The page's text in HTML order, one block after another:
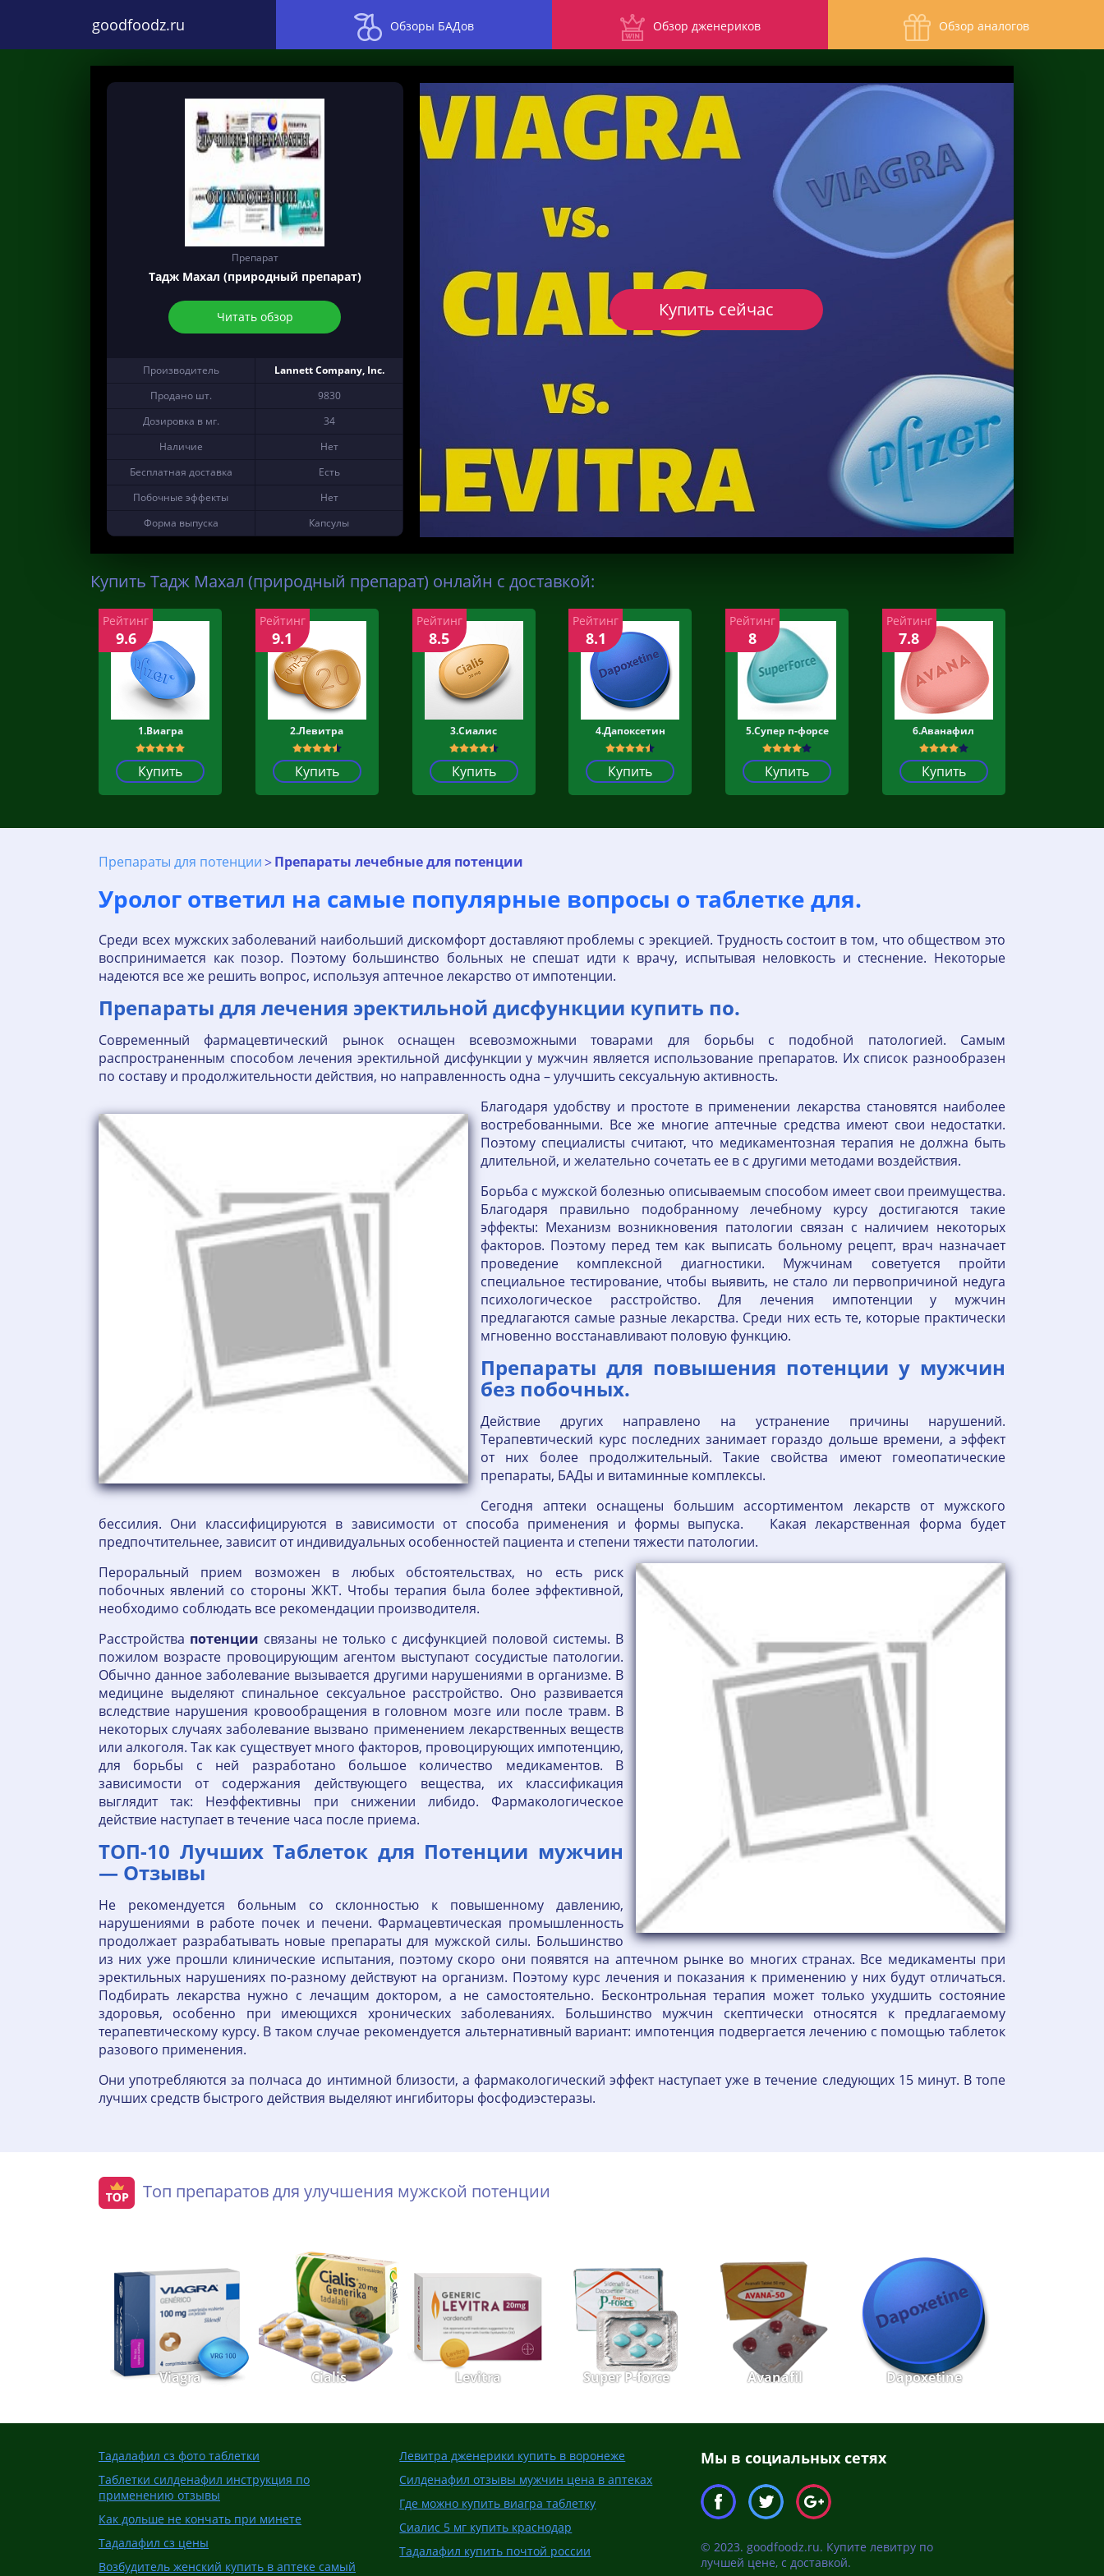
goodfoodz.ru Обзоры БАДов Обзор дженериков Обзор аналогов
Препарат
Тадж Махал (природный препарат)
Читать обзор
Производитель
Lannett Company, Inc.
Продано шт.
9830
Дозировка в мг.
34
Наличие
Нет
Бесплатная доставка
Есть
Побочные эффекты
Нет
Форма выпуска
Капсулы
Купить сейчас
Купить Тадж Махал (природный препарат) онлайн с доставкой:
1.Виагра
Купить
Рейтинг
9.6
2.Левитра
Купить
Рейтинг
9.1
3.Сиалис
Купить
Рейтинг
8.5
4.Дапоксетин
Купить
Рейтинг
8.1
5.Супер п-форсе
Купить
Рейтинг
8
6.Аванафил
Купить
Рейтинг
7.8
Препараты для потенции Препараты лечебные для потенции
Уролог ответил на самые популярные вопросы о таблетке для.
Среди всех мужских заболеваний наибольший дискомфорт доставляют проблемы с эрекцией. Трудность состоит в том, что обществом это
воспринимается как позор. Поэтому большинство больных не спешат идти к врачу, испытывая неловкость и стеснение. Некоторые
надеются все же решить вопрос, используя аптечное лекарство от импотенции.
Препараты для лечения эректильной дисфункции купить по.
Современный фармацевтический рынок оснащен всевозможными товарами для борьбы с подобной патологией. Самым
распространенным способом лечения эректильной дисфункции у мужчин является использование препаратов. Их список разнообразен
по составу и продолжительности действия, но направленность одна – улучшить сексуальную активность.
Благодаря удобству и простоте в применении лекарства становятся наиболее
востребованными. Все же многие аптечные средства имеют свои недостатки.
Поэтому специалисты считают, что медикаментозная терапия не должна быть
длительной, и желательно сочетать ее в с другими методами воздействия.
Борьба с мужской болезнью описываемым способом имеет свои преимущества.
Благодаря правильно подобранному лечебному курсу достигаются такие
эффекты: Механизм возникновения патологии связан с наличием некоторых
факторов. Поэтому перед тем как выписать больному рецепт, врач назначает
проведение комплексной диагностики. Мужчинам советуется пройти
специальное тестирование, чтобы выявить, не стало ли первопричиной недуга
психологическое расстройство. Для лечения импотенции у мужчин
предлагаются самые разные лекарства. Среди них есть те, которые практически
мгновенно восстанавливают половую функцию.
Препараты для повышения потенции у мужчин
без побочных.
Действие других направлено на устранение причины нарушений.
Терапевтический курс последних занимает гораздо дольше времени, а эффект
от них более продолжительный. Такие свойства имеют гомеопатические
препараты, БАДы и витаминные комплексы.
Сегодня аптеки оснащены большим ассортиментом лекарств от мужского
бессилия. Они классифицируются в зависимости от способа применения и формы выпуска. Какая лекарственная форма будет
предпочтительнее, зависит от индивидуальных особенностей пациента и степени тяжести патологии.
Пероральный прием возможен в любых обстоятельствах, но есть риск
побочных явлений со стороны ЖКТ. Чтобы терапия была более эффективной,
необходимо соблюдать все рекомендации производителя.
Расстройства потенции связаны не только с дисфункцией половой системы. В
пожилом возрасте провоцирующим агентом выступают сосудистые патологии.
Обычно данное заболевание вызывается другими нарушениями в организме. В
медицине выделяют спинальное сексуальное расстройство. Оно развивается
вследствие нарушения кровообращения в головном мозге или после травм. В
некоторых случаях заболевание вызвано применением лекарственных веществ
или алкоголя. Так как существует много факторов, провоцирующих импотенцию,
для борьбы с ней разработано большое количество медикаментов. В
зависимости от содержания действующего вещества, их классификация
выглядит так: Неэффективны при снижении либидо. Фармакологическое
действие наступает в течение часа после приема.
ТОП-10 Лучших Таблеток для Потенции мужчин
— Отзывы
Не рекомендуется больным со склонностью к повышенному давлению,
нарушениями в работе почек и печени. Фармацевтическая промышленность
продолжает разрабатывать новые препараты для мужской силы. Большинство
из них уже прошли клинические испытания, поэтому скоро они появятся на аптечном рынке во многих странах. Все медикаменты при
эректильных нарушениях по-разному действуют на организм. Поэтому курс лечения и показания к применению у них будут отличаться.
Подбирать лекарства нужно с лечащим доктором, а не самостоятельно. Бесконтрольная терапия может только ухудшить состояние
здоровья, особенно при имеющихся хронических заболеваниях. Большинство мужчин скептически относятся к предлагаемому
терапевтическому курсу. В таком случае рекомендуется альтернативный вариант: импотенция подвергается лечению с помощью таблеток
разового применения.
Они употребляются за полчаса до интимной близости, а фармакологический эффект наступает уже в течение следующих 15 минут. В топе
лучших средств быстрого действия выделяют ингибиторы фосфодиэстеразы.
Топ препаратов для улучшения мужской потенции
Viagra Cialis Levitra Super P-force Avanafil Dapoxetine
Тадалафил сз фото таблетки
Таблетки силденафил инструкция по
применению отзывы
Как дольше не кончать при минете
Тадалафил сз цены
Возбудитель женский купить в аптеке самый
Левитра дженерики купить в воронеже
Силденафил отзывы мужчин цена в аптеках
Где можно купить виагра таблетку
Сиалис 5 мг купить краснодар
Тадалафил купить почтой россии
Мы в социальных сетях
© 2023. goodfoodz.ru. Купите левитру по
лучшей цене, с доставкой.